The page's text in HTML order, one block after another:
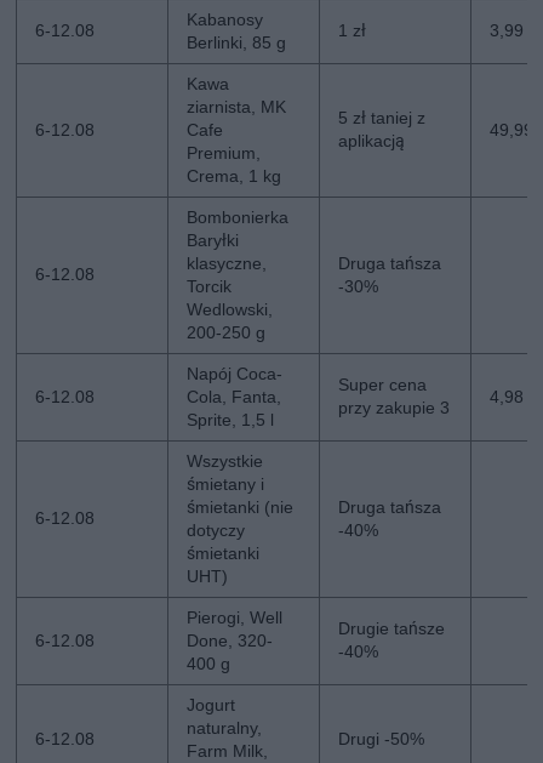
6-12.08
Kabanosy
Berlinki, 85 g
1 zł 3,99
6-12.08
Kawa
ziarnista, MK
Cafe
Premium,
Crema, 1 kg
5 zł taniej z
aplikacją
49,99
6-12.08
Bombonierka
Baryłki
klasyczne,
Torcik
Wedlowski,
200-250 g
Druga tańsza
-30%
6-12.08
Napój Coca-
Cola, Fanta,
Sprite, 1,5 l
Super cena
przy zakupie 3
4,98
6-12.08
Wszystkie
śmietany i
śmietanki (nie
dotyczy
śmietanki
UHT)
Druga tańsza
-40%
6-12.08
Pierogi, Well
Done, 320-
400 g
Drugie tańsze
-40%
6-12.08
Jogurt
naturalny,
Farm Milk,
Drugi -50%